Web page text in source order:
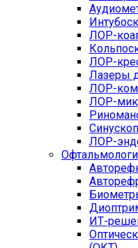
ЛОР-
ЛОР-
Лазеры
ЛОР-
ЛОР-
ЛОР-
ИТ-